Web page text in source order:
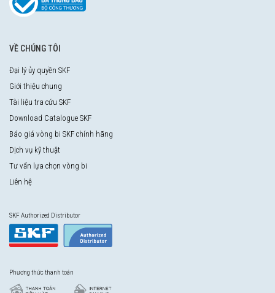
VỀ CHÚNG TÔI
Đại lý ủy quyền SKF
Giới thiệu chung
Tài liệu tra cứu SKF
Download Catalogue SKF
Báo giá vòng bi SKF chính hãng
Dịch vụ kỹ thuật
Tư vấn lựa chọn vòng bi
Liên hệ
SKF Authorized Distributor
Phương thức thanh toán